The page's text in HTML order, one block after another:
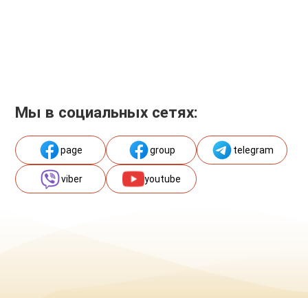
Мы в социальных сетях:
page group telegram
viber youtube